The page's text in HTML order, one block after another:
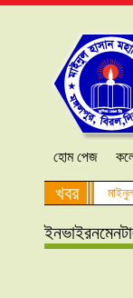
হোম পেজ
খবর